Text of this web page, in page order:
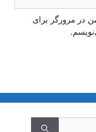
در مرورگر برای